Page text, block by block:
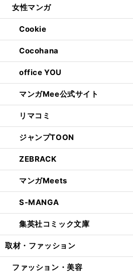
女性マンガ
Cookie
Cocohana
office YOU
マンガMee公式サイト
リマコミ
ジャンプTOON
ZEBRACK
マンガMeets
S-MANGA
集英社コミック文庫
取材・ファッション
ファッション・美容